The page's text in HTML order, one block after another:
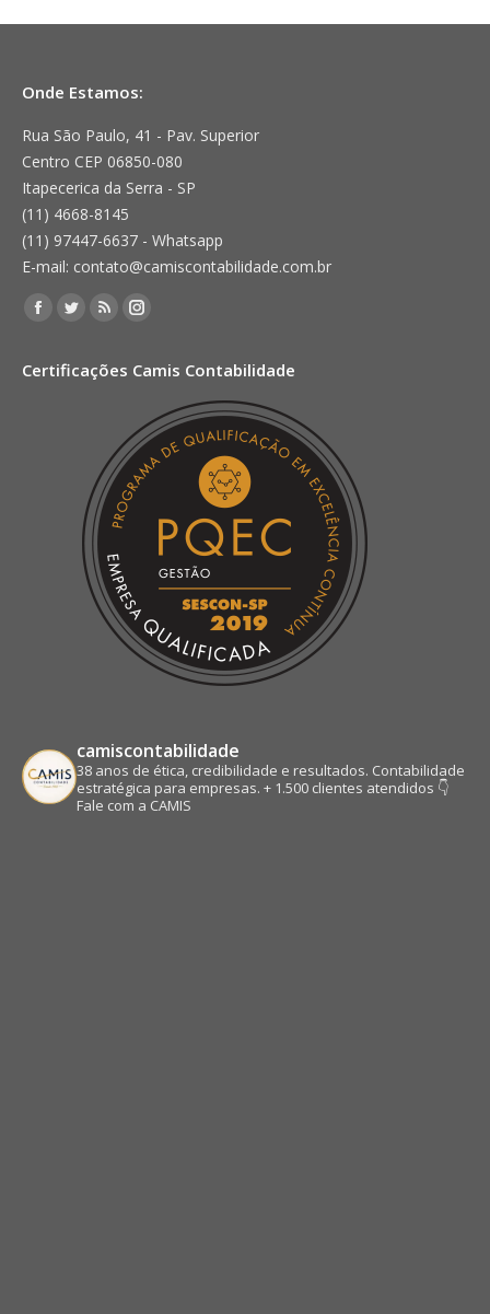
Onde Estamos:
Rua São Paulo, 41 - Pav. Superior
Centro CEP 06850-080
Itapecerica da Serra - SP
(11) 4668-8145
(11) 97447-6637 - Whatsapp
E-mail: contato@camiscontabilidade.com.br
Encontre-nos em:
Facebook
opens
Twitter
opens
window
Rss
opens
new
window
Instagram
opens
new
window
Certificações Camis Contabilidade
camiscontabilidade
38 anos de ética, credibilidade e resultados. Contabilidade
estratégica para empresas. + 1.500 clientes atendidos 👇
Fale com a CAMIS